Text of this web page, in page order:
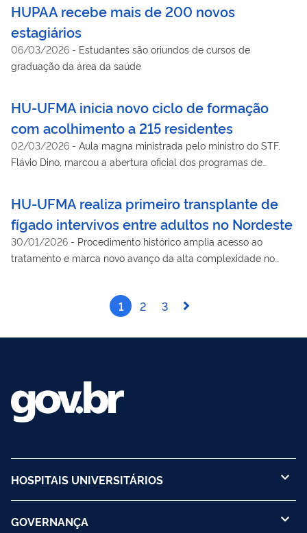
HUPAA recebe mais de 200 novos
estagiários
06/03/2026 - Estudantes são oriundos de cursos de
graduação da área da saúde
HU-UFMA inicia novo ciclo de formação
com acolhimento a 215 residentes
02/03/2026 - Aula magna ministrada pelo ministro do STF,
Flávio Dino, marcou a abertura oficial dos programas de
HU-UFMA realiza primeiro transplante de
fígado intervivos entre adultos no Nordeste
30/01/2026 - Procedimento histórico amplia acesso ao
tratamento e marca novo avanço da alta complexidade no
1 2 3
HOSPITAIS UNIVERSITÁRIOS
GOVERNANÇA